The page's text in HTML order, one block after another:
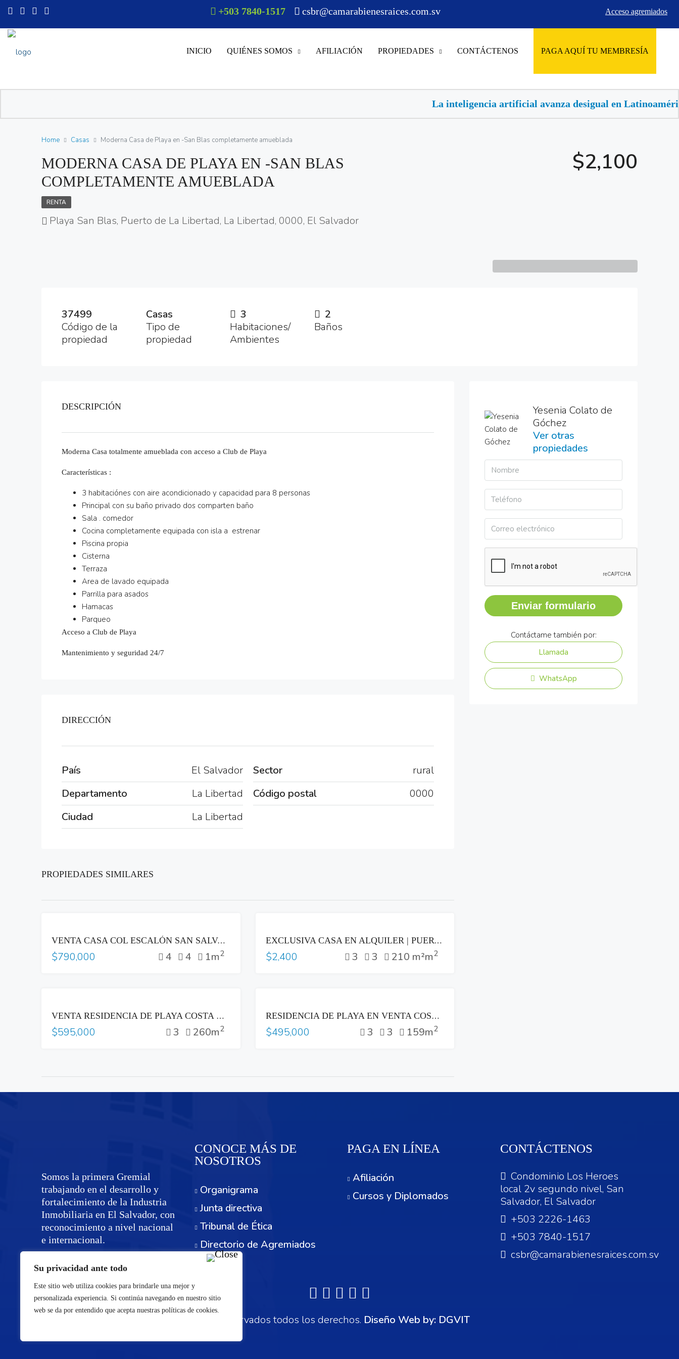
Su privacidad ante todo
Este sitio web utiliza cookies para brindarle una mejor y
personalizada experiencia. Si continúa navegando en nuestro sitio
web se da por entendido que acepta nuestras políticas de cookies.
+503 7840-1517 csbr@camarabienesraices.com.sv Acceso agremiados
INICIO QUIÉNES SOMOS AFILIACIÓN PROPIEDADES CONTÁCTENOS PAGA AQUÍ TU MEMBRESÍA
La inteligencia artificial avanza desigual en Latinoamérica, buscan llevarla al
Home Casas Moderna Casa de Playa en -San Blas completamente amueblada
MODERNA CASA DE PLAYA EN -SAN BLAS
COMPLETAMENTE AMUEBLADA
$2,100
RENTA
Playa San Blas, Puerto de La Libertad, La Libertad, 0000, El Salvador
37499
Código de la
propiedad
Casas
Tipo de
propiedad
3
Habitaciones/
Ambientes
2
Baños
DESCRIPCIÓN
Moderna Casa totalmente amueblada con acceso a Club de Playa
Características :
3 habitaciónes con aire acondicionado y capacidad para 8 personas
Principal con su baño privado dos comparten baño
Sala . comedor
Cocina completamente equipada con isla a estrenar
Piscina propia
Cisterna
Terraza
Area de lavado equipada
Parrilla para asados
Hamacas
Parqueo
Acceso a Club de Playa
Mantenimiento y seguridad 24/7
DIRECCIÓN
País
El Salvador
Departamento
La Libertad
Ciudad
La Libertad
Sector
rural
Código postal
0000
PROPIEDADES SIMILARES
VENTA CASA COL ESCALÓN SAN SALVADOR ZONA PLAZA BEETHOVEN
$790,000 4 4 1m2
EXCLUSIVA CASA EN ALQUILER | PUERTA DEL BÁLSAMO II, NUEVO CUSCATLÁN
$2,400 3 3 210 m²m2
VENTA RESIDENCIA DE PLAYA COSTA DEL SOL
$595,000 3 260m2
RESIDENCIA DE PLAYA EN VENTA COSTA DEL SOL
$495,000 3 3 159m2
Yesenia Colato de
Góchez
Ver otras
propiedades
Enviar formulario
Contáctame también por:
Llamada
WhatsApp
Somos la primera Gremial
trabajando en el desarrollo y
fortalecimiento de la Industria
Inmobiliaria en El Salvador, con
reconocimiento a nivel nacional
e internacional.
CONOCE MÁS DE
NOSOTROS
Organigrama
Junta directiva
Tribunal de Ética
Directorio de Agremiados
Servicios
PAGA EN LÍNEA
Afiliación
Cursos y Diplomados
CONTÁCTENOS
Condominio Los Heroes
local 2v segundo nivel, San
Salvador, El Salvador
+503 2226-1463
+503 7840-1517
csbr@camarabienesraices.com.sv
©Reservados todos los derechos. Diseño Web by: DGVIT